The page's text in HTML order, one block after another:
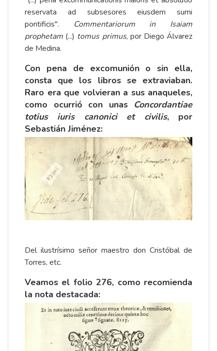
reservata ad subsesores eiusdem sumi
pontificis".
Commentariorum in Isaiam
prophetam (...) tomus primus, por Diego Álvarez
de Medina.
Con pena de excomunión o sin ella,
consta que los libros se extraviaban.
Raro era que volvieran a sus anaqueles,
como ocurrió con unas Concordantiae
totius iuris canonici et civilis, por
Sebastián Jiménez:
Del ilustrísimo señor maestro don Cristóbal de
Torres, etc.
Veamos el folio 276, como recomienda
la nota destacada: